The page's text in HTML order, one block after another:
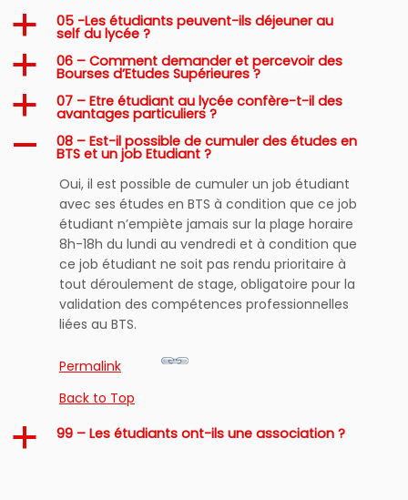
a 05 -Les étudiants peuvent-ils déjeuner au
self du lycée ?
a 06 – Comment demander et percevoir des
Bourses d’Etudes Supérieures ?
a 07 – Etre étudiant au lycée confère-t-il des
avantages particuliers ?
A 08 – Est-il possible de cumuler des études en
BTS et un job Etudiant ?
Oui, il est possible de cumuler un job étudiant
avec ses études en BTS à condition que ce job
étudiant n’empiète jamais sur la plage horaire
8h-18h du lundi au vendredi et à condition que
ce job étudiant ne soit pas rendu prioritaire à
tout déroulement de stage, obligatoire pour la
validation des compétences professionnelles
liées au BTS.
Permalink
Back to Top
a 99 – Les étudiants ont-ils une association ?